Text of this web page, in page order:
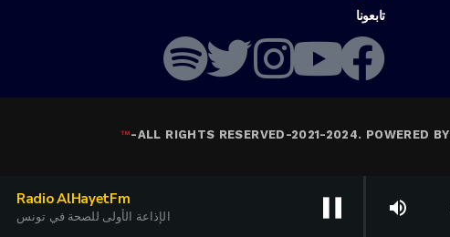
pause
Radio AlHayetFm
الإذاعة الأولى للصحة في تونس volume_up
تابعونا
ALL RIGHTS RESERVED-2021-2024. POWERED BY
-
™